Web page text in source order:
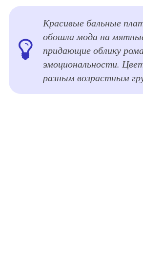
Красивые бальные
обошла мода на
придающие облику
эмоциональности.
разным возрастным